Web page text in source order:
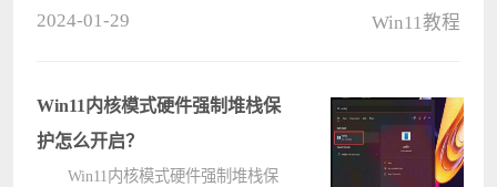
来进行操作就可以了。下面就让本站
来为????
2024-01-29 Win11教程
Win11内核模式硬件强制堆栈保
护怎么开启？
Win11内核模式硬件强制堆栈保